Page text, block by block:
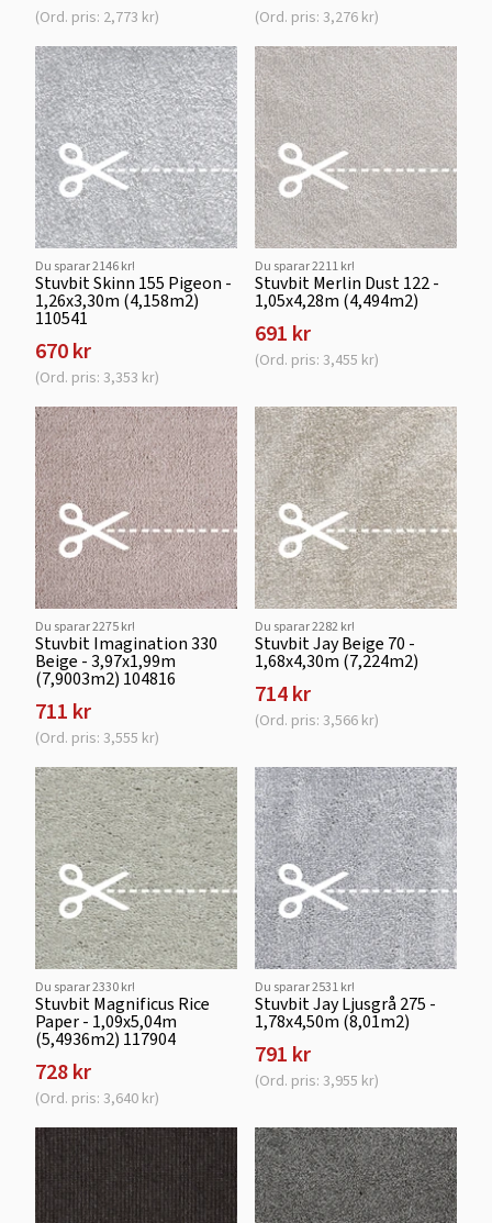
(Ord. pris: 2,773 kr) (Ord. pris: 3,276 kr)
Du sparar 2146 kr!
Stuvbit Skinn 155 Pigeon -
1,26x3,30m (4,158m2)
110541
670 kr
(Ord. pris: 3,353 kr)
Du sparar 2211 kr!
Stuvbit Merlin Dust 122 -
1,05x4,28m (4,494m2)
691 kr
(Ord. pris: 3,455 kr)
Du sparar 2275 kr!
Stuvbit Imagination 330
Beige - 3,97x1,99m
(7,9003m2) 104816
711 kr
(Ord. pris: 3,555 kr)
Du sparar 2282 kr!
Stuvbit Jay Beige 70 -
1,68x4,30m (7,224m2)
714 kr
(Ord. pris: 3,566 kr)
Du sparar 2330 kr!
Stuvbit Magnificus Rice
Paper - 1,09x5,04m
(5,4936m2) 117904
728 kr
(Ord. pris: 3,640 kr)
Du sparar 2531 kr!
Stuvbit Jay Ljusgrå 275 -
1,78x4,50m (8,01m2)
791 kr
(Ord. pris: 3,955 kr)